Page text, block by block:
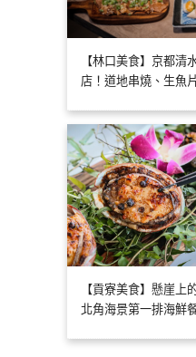
【林口美食】京都清
店！道地串燒、生魚
【貢寮美食】懸崖上
北角海景第一排海鮮